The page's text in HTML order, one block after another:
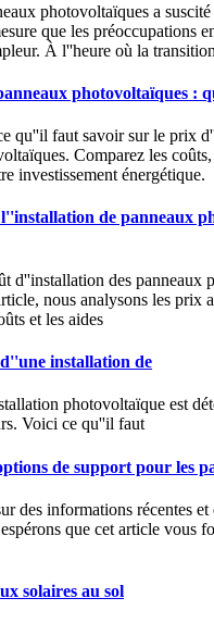
photovoltaïques a
que les préoccupations
À l''heure où la transition
photovoltaïques :
qu''il faut savoir sur le prix
Comparez les
investissement énergétique.
de panneaux
d''installation des panneaux
nous analysons les prix
et les aides
installation de
photovoltaïque est
Voici ce qu''il faut
de support pour les
des informations récentes et
que cet article vous
solaires au sol